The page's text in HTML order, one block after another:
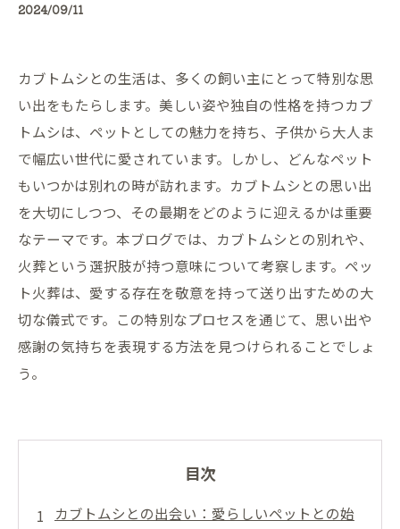
2024/09/11
カブトムシとの生活は、多くの飼い主にとって特別な思
い出をもたらします。美しい姿や独自の性格を持つカブ
トムシは、ペットとしての魅力を持ち、子供から大人ま
で幅広い世代に愛されています。しかし、どんなペット
もいつかは別れの時が訪れます。カブトムシとの思い出
を大切にしつつ、その最期をどのように迎えるかは重要
なテーマです。本ブログでは、カブトムシとの別れや、
火葬という選択肢が持つ意味について考察します。ペッ
ト火葬は、愛する存在を敬意を持って送り出すための大
切な儀式です。この特別なプロセスを通じて、思い出や
感謝の気持ちを表現する方法を見つけられることでしょ
う。
目次
カブトムシとの出会い：愛らしいペットとの始